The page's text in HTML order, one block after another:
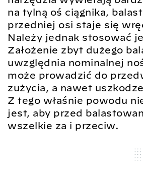
na tylną oś ciągnika,
przedniej osi staje się
Należy jednak stosować
Założenie zbyt dużego
uwzględnia nominalnej
może prowadzić do
zużycia, a nawet
Z tego właśnie powodu
jest, aby przed
wszelkie za i przeciw.